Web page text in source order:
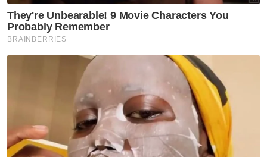
Semasa
Polis kesan lelaki dipercayai
pukul, ugut pengguna jalan
raya
Semasa